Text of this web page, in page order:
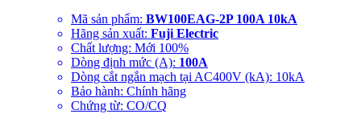
Mã sản phẩm: BW100EAG-2P 100A 10kA
Hãng sản xuất: Fuji Electric
Chất lượng: Mới 100%
Dòng định mức (A): 100A
Dòng cắt ngắn mạch tại AC400V (kA): 10kA
Bảo hành: Chính hãng
Chứng từ: CO/CQ